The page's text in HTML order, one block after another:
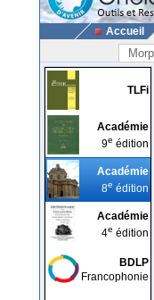
Accueil
TLFi
Académie
9e édition
Académie
8e édition
Académie
4e édition
BDLP
Francophonie